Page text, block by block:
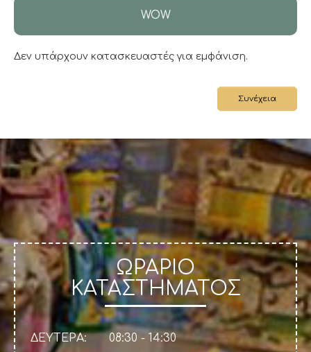
WOW
Δεν υπάρχουν κατασκευαστές για εμφάνιση.
Συνέχεια
ΩΡΑΡΙΟ
ΚΑΤΑΣΤΗΜΑΤΟΣ
ΔΕΥΤΕΡΑ:
08:30 - 14:30